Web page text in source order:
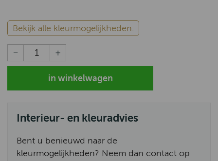
Bekijk alle kleurmogelijkheden.
Interieur- en kleuradvies
Bent u benieuwd naar de
kleurmogelijkheden? Neem dan contact op